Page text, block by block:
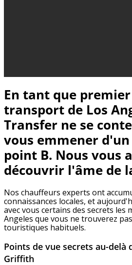
En tant que
transport de Los
Transfer ne se
vous emmener
point B. Nous vous
découvrir l'âme de
Nos chauffeurs experts ont
connaissances locales, et
avec vous certains des secrets les
Angeles que vous ne trouverez
touristiques habituels.
Points de vue secrets au-delà
Griffith